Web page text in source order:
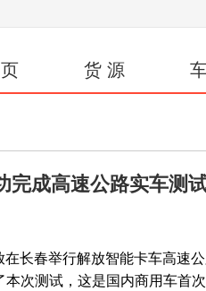
货 源
完成高速公路实车测
春举行解放智能卡车高速
次测试，这是国内商用车首